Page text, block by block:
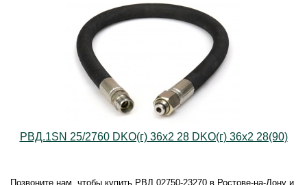
РВД.1SN 25/2760 DKO(г) 36х2 28 DKO(г) 36х2 28(90)
Позвоните нам, чтобы купить РВД 02750-23270 в Ростове-на-Дону и